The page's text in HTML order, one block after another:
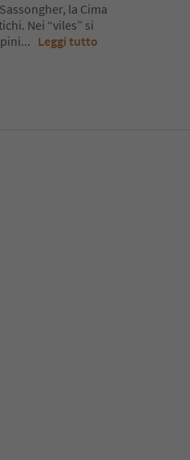
la Cima
Nei “viles” si
... Leggi tutto